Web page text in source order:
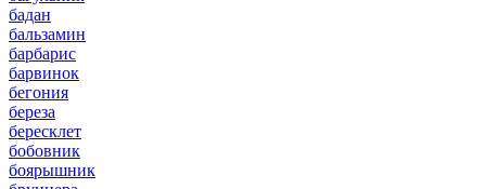
бадан
бальзамин
барбарис
барвинок
бегония
береза
бересклет
бобовник
боярышник